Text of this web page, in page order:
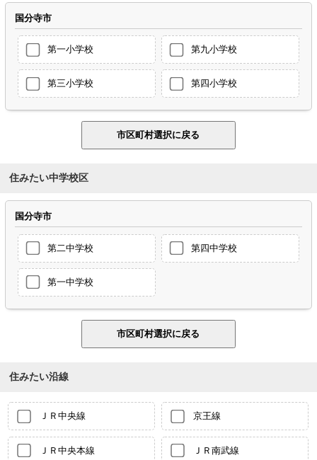
国分寺市
第一小学校 第九小学校
第三小学校 第四小学校
住みたい中学校区
国分寺市
第二中学校 第四中学校
第一中学校
住みたい沿線
ＪＲ中央線 京王線
ＪＲ中央本線 ＪＲ南武線